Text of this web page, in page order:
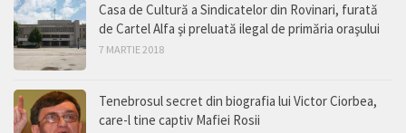
Casa de Cultură a Sindicatelor din Rovinari, furată
de Cartel Alfa şi preluată ilegal de primăria oraşului
7 MARTIE 2018
Tenebrosul secret din biografia lui Victor Ciorbea,
care-l tine captiv Mafiei Rosii